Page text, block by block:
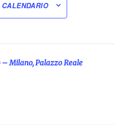
Milano, Palazzo Reale